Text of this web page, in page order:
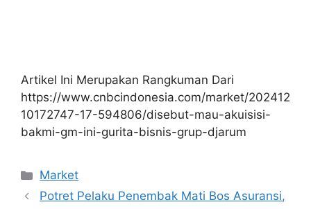
Artikel Ini Merupakan Rangkuman Dari
https://www.cnbcindonesia.com/market/202412
10172747-17-594806/disebut-mau-akuisisi-
bakmi-gm-ini-gurita-bisnis-grup-djarum
Kategori
Market
Potret Pelaku Penembak Mati Bos Asuransi,